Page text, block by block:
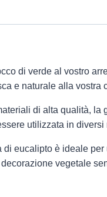
di verde al vostro
e naturale alla vostra
di alta qualità, la
utilizzata in
di eucalipto è ideale
vegetale